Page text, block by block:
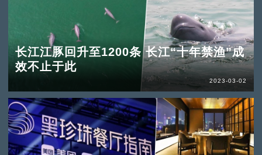
长江江豚回升至1200条 长江“十年禁渔”成
效不止于此
2023-03-02